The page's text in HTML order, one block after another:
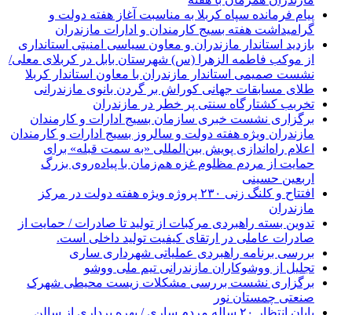
پیام فرمانده سپاه کربلا به مناسبت آغاز هفته دولت و
گرامیداشت هفته بسیج کارمندان و ادارات مازندران
بازدید استاندار مازندران و معاون سیاسی امنیتی استانداری
از موکب فاطمه الزهرا (س) شهرستان بابل در کربلای معلی/
نشست صمیمی استاندار مازندران با معاون استاندار کربلا
طلای مسابقات جهانی کوراش بر گردن بانوی مازندرانی
تخربب کشتارگاه سنتی پر خطر در مازندران
برگزاری نشست خبری سازمان بسیج ادارات و کارمندان
مازندران ویژه هفته دولت و سالروز بسیج ادارات و کارمندان
اعلام راه‌اندازی پویش بین‌المللی «به سمت قبله» برای
حمایت از مردم مظلوم غزه هم‌زمان با پیاده‌روی بزرگ
اربعین حسینی
افتتاح و کلنگ زنی ۲۳۰ پروژه ویژه هفته دولت در مرکز
مازندران
تدوین بسته راهبردی مرکبات از تولید تا صادرات / حمایت از
صادرات عاملی در ارتقای کیفیت تولید داخلی است.
بررسی برنامه راهبردی عملیاتی شهرداری ساری
تجلیل از ووشوکاران مازندرانی تیم ملی ووشو
برگزاری نشست بررسی مشکلات زیست محیطی شهرک
صنعتی چمستان نور
پایان انتظار ۲۰ ساله مردم ساری / بهره برداری از سالن